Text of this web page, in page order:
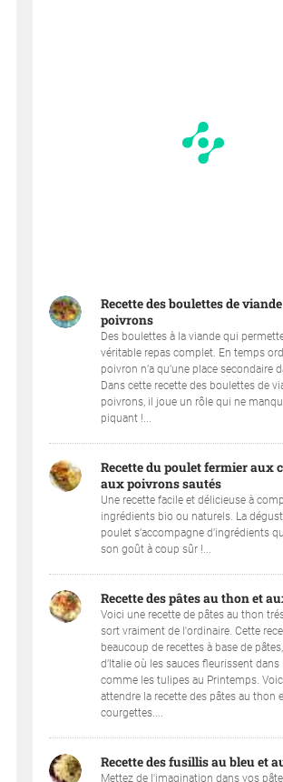
Recette des boulettes de
poivrons
Des boulettes à la viande qui
véritable repas complet. En temps
poivron n’a qu’une place secondaire
Dans cette recette des boulettes de
poivrons, il joue un rôle qui ne
piquant !...
Recette du poulet fermier aux
aux poivrons sautés
Une recette facile et délicieuse à
ingrédients bio ou naturels. La
poulet s’accompagne d’ingrédients
son goût à coup sûr !...
Recette des pâtes au thon et
Voici une recette de pâtes au thon
sort vraiment de l'ordinaire. Cette
beaucoup de recettes à base de
d’Italie où les sauces fleurissent dans
comme les tulipes au Printemps.
attendre la recette des pâtes au thon
courgettes....
Recette des fusillis au bleu et
Mettez de l'imagination dans vos